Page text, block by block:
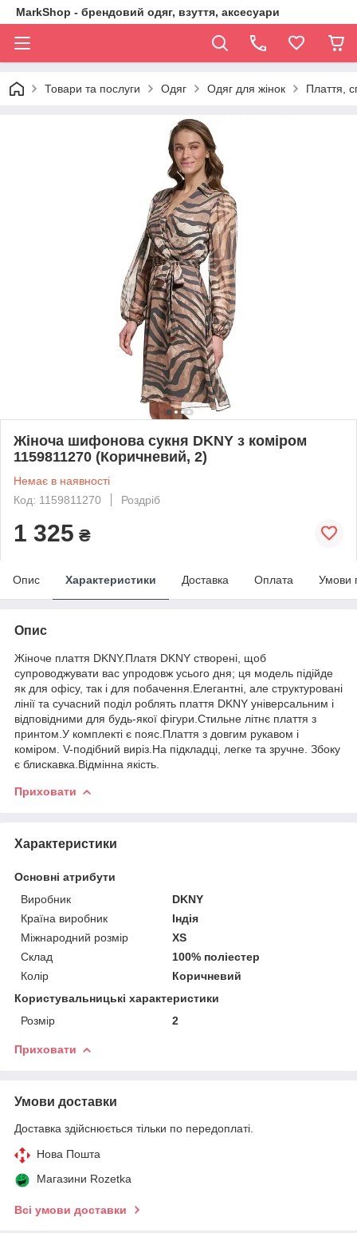
MarkShop - брендовий одяг, взуття, аксесуари
Товари та послуги Одяг Одяг для жінок Плаття,
Жіноча шифонова сукня DKNY з коміром
1159811270 (Коричневий, 2)
Немає в наявності
Код: 1159811270
Роздріб
1 325 ₴
Опис Характеристики Доставка Оплата Умови
Опис
Жіноче плаття DKNY.Платя DKNY створені, щоб
супроводжувати вас упродовж усього дня; ця модель підійде
як для офісу, так і для побачення.Елегантні, але структуровані
лінії та сучасний поділ роблять плаття DKNY універсальним і
відповідними для будь-якої фігури.Стильне літнє плаття з
принтом.У комплекті є пояс.Плаття з довгим рукавом і
коміром. V-подібний виріз.На підкладці, легке та зручне. Збоку
є блискавка.Відмінна якість.
Приховати
Характеристики
Основні атрибути
Виробник
DKNY
Країна виробник
Індія
Міжнародний розмір
XS
Склад
100% поліестер
Колір
Коричневий
Користувальницькі характеристики
Розмір
2
Приховати
Умови доставки
Доставка здійснюється тільки по передоплаті.
Нова Пошта
Магазини Rozetka
Всі умови доставки